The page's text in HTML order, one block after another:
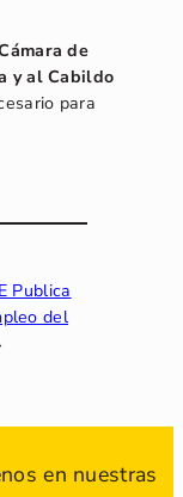
de
y al Cabildo
para
Publica
del
en nuestras